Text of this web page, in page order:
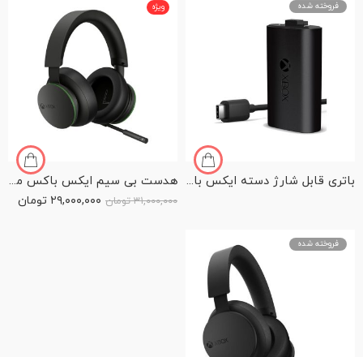
فروخته شده
باتری قابل شارژ دسته ایکس باکس سری اس و ایکس + کابل Type-C
ویژه
هدست بی سیم ایکس باکس مدل XBOX Wireless Headset
۳۱,۰۰۰,۰۰۰ تومان ۲۹,۰۰۰,۰۰۰ تومان
فروخته شده